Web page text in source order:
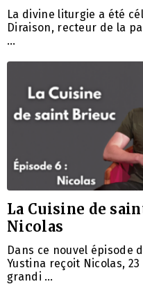
La divine liturgie a été
Diraison, recteur de la
…
La Cuisine de
Nicolas
Dans ce nouvel épisode
Yustina reçoit Nicolas,
grandi …